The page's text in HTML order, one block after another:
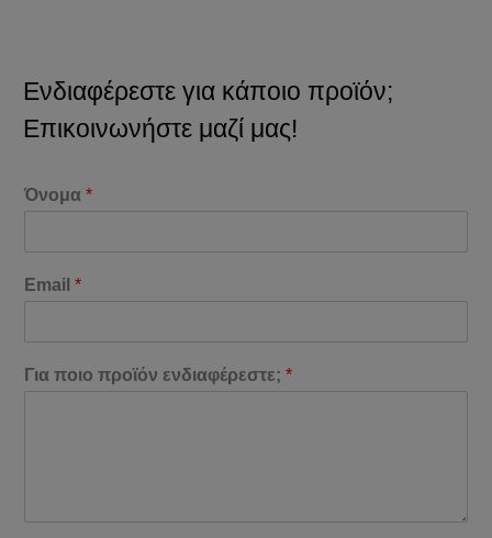
Ενδιαφέρεστε για κάποιο προϊόν;
Επικοινωνήστε μαζί μας!
Όνομα*
Email*
Για ποιο προϊόν ενδιαφέρεστε;*